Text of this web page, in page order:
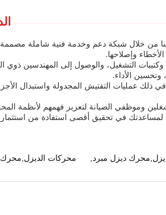
من خلال شبكة دعم وخدمة فنية شاملة مصممة
وإصلاحها.
وكتيبات التشغيل، والوصول إلى المهندسين
وتحسين الأداء.
ذلك عمليات التفتيش المجدولة واستبدال
وموظفي الصيانة لتعزيز فهمهم لأنظمة
لمساعدتك في تحقيق أقصى استفادة من
ديزل مبرد, محركات الديزل,محرك cummins 4bt,محرك صغير مبرد بالماء